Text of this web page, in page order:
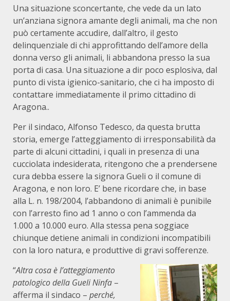
Una situazione sconcertante, che vede da un lato
un’anziana signora amante degli animali, ma che non
può certamente accudire, dall’altro, il gesto
delinquenziale di chi approfittando dell’amore della
donna verso gli animali, li abbandona presso la sua
porta di casa. Una situazione a dir poco esplosiva, dal
punto di vista igienico-sanitario, che ci ha imposto di
contattare immediatamente il primo cittadino di
Aragona..
Per il sindaco, Alfonso Tedesco, da questa brutta
storia, emerge l’atteggiamento di irresponsabilità da
parte di alcuni cittadini, i quali in presenza di una
cucciolata indesiderata, ritengono che a prendersene
cura debba essere la signora Gueli o il comune di
Aragona, e non loro. E’ bene ricordare che, in base
alla L. n. 198/2004, l’abbandono di animali è punibile
con l’arresto fino ad 1 anno o con l’ammenda da
1.000 a 10.000 euro. Alla stessa pena soggiace
chiunque detiene animali in condizioni incompatibili
con la loro natura, e produttive di gravi sofferenze.
“Altra cosa è l’atteggiamento
patologico della Gueli Ninfa –
afferma il sindaco – perché,